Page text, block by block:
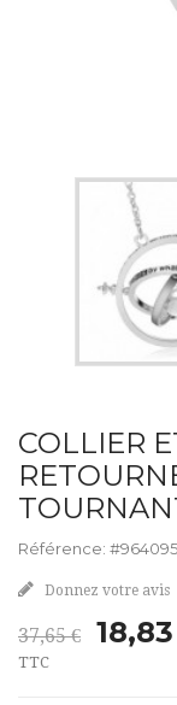
COLLIER
Référence: #964095
Donnez votre avis
37,65 €
TTC